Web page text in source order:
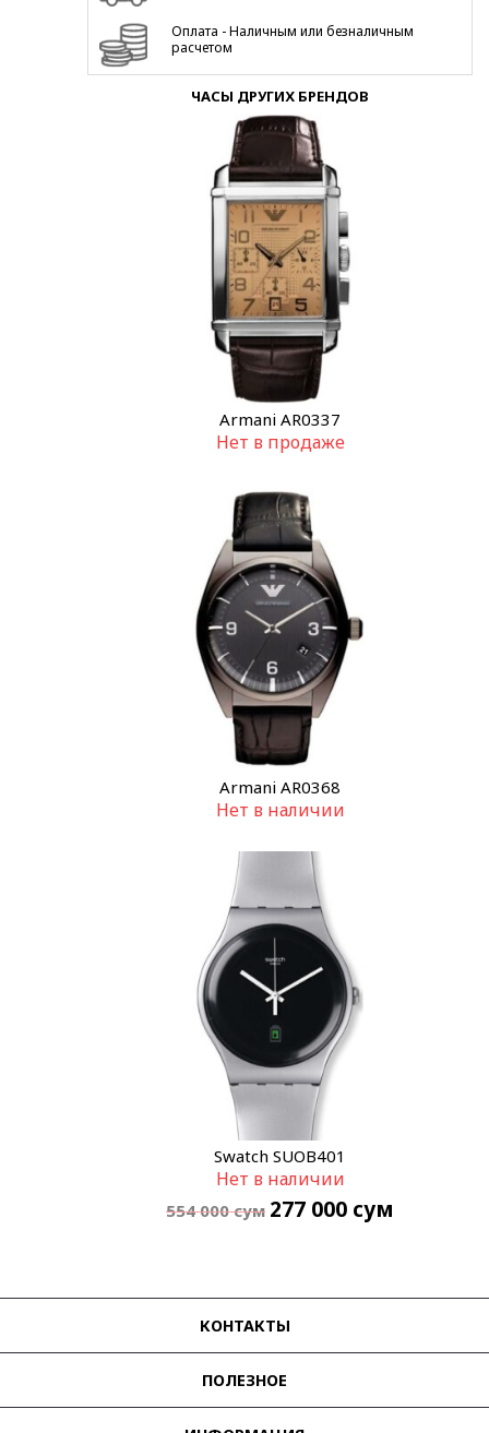
Оплата - Наличным или безналичным
расчетом
ЧАСЫ ДРУГИХ БРЕНДОВ
Armani AR0337
Нет в продаже
Armani AR0368
Нет в наличии
Swatch SUOB401
Нет в наличии
554 000сум 277 000 сум
КОНТАКТЫ
ПОЛЕЗНОЕ